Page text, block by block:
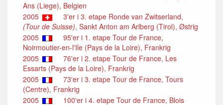
Ans (Liege), Belgien
2005
3'er i 3. etape Ronde van Zwitserland,
(Tour de Suisse), Sankt Anton am Arlberg (Tirol), Østrig
2005
95'er i 1. etape Tour de France,
Noirmoutier-en-l'Ile (Pays de la Loire), Frankrig
2005
76'er i 2. etape Tour de France, Les
Essarts (Pays de la Loire), Frankrig
2005
73'er i 3. etape Tour de France, Tours
(Centre), Frankrig
2005
100'er i 4. etape Tour de France, Blois